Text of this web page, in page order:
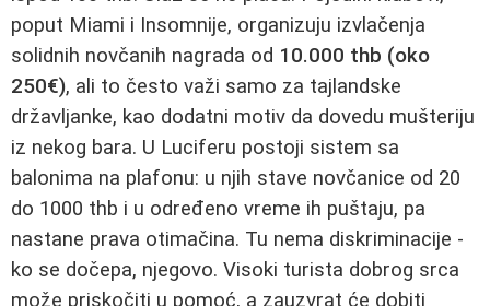
poput Miami i Insomnije, organizuju izvlačenja
solidnih novčanih nagrada od 10.000 thb (oko
250€), ali to često važi samo za tajlandske
državljanke, kao dodatni motiv da dovedu mušteriju
iz nekog bara. U Luciferu postoji sistem sa
balonima na plafonu: u njih stave novčanice od 20
do 1000 thb i u određeno vreme ih puštaju, pa
nastane prava otimačina. Tu nema diskriminacije -
ko se dočepa, njegovo. Visoki turista dobrog srca
može priskočiti u pomoć, a zauzvrat će dobiti